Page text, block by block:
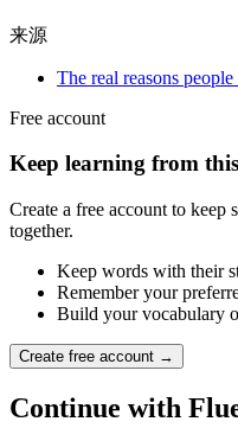
来源
The real reasons
Free account
Keep learning from
Create a free account to keep
together.
Keep words with their
Remember your
Build your vocabulary
Create free account →
Continue with